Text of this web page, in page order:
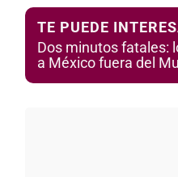
TE PUEDE
Dos minutos fatales:
a México fuera del